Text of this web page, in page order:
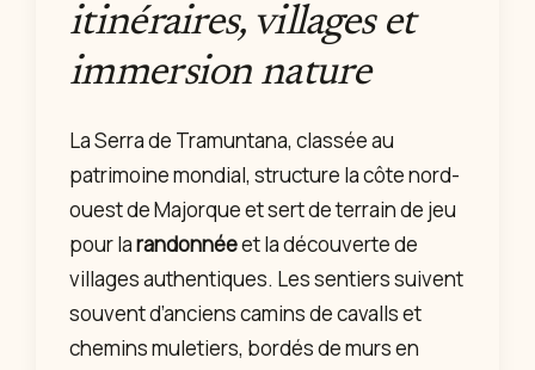
itinéraires, villages et
immersion nature
La Serra de Tramuntana, classée au
patrimoine mondial, structure la côte nord-
ouest de Majorque et sert de terrain de jeu
pour larandonnéeet la découverte de
villages authentiques. Les sentiers suivent
souvent d’anciens camins de cavalls et
chemins muletiers, bordés de murs en